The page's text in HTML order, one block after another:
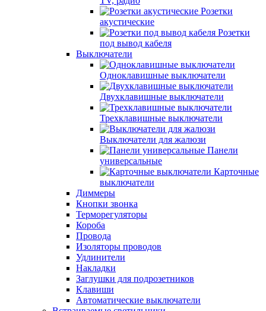
Розетки
акустические
Розетки
под вывод кабеля
Выключатели
Одноклавишные выключатели
Двухклавишные выключатели
Трехклавишные выключатели
Выключатели для жалюзи
Панели
универсальные
Карточные
выключатели
Диммеры
Кнопки звонка
Терморегуляторы
Короба
Провода
Изоляторы проводов
Удлинители
Накладки
Заглушки для подрозетников
Клавиши
Автоматические выключатели